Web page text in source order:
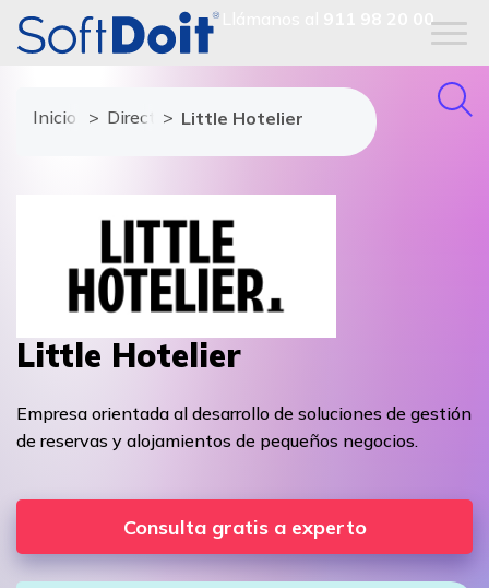
911 98 20 00
Inicio Directorio de proveedores
Little Hotelier
Little Hotelier
Empresa orientada al desarrollo de soluciones de gestión
de reservas y alojamientos de pequeños negocios.
Consulta gratis a experto